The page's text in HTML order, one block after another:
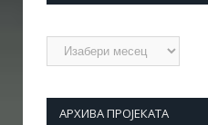
Архиве
АРХИВА ПРОЈЕКАТА